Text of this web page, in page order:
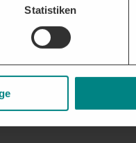
Statistiken